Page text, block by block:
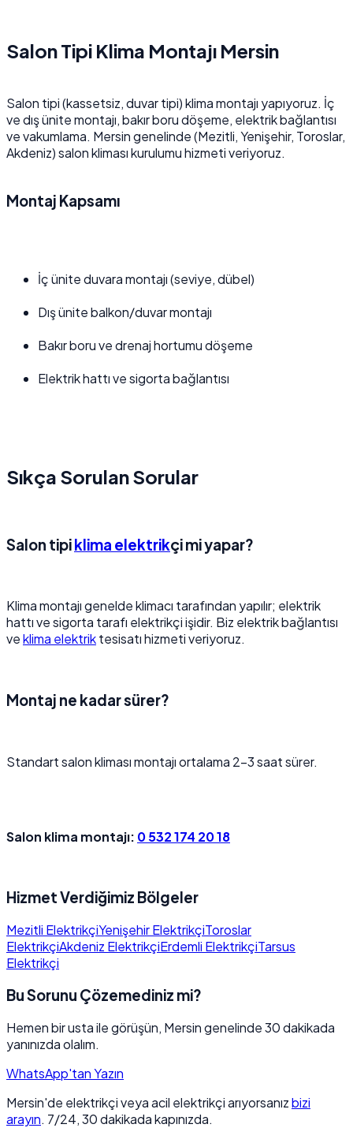
Salon Tipi Klima Montajı Mersin
Salon tipi (kassetsiz, duvar tipi) klima montajı yapıyoruz. İç
ve dış ünite montajı, bakır boru döşeme, elektrik bağlantısı
ve vakumlama. Mersin genelinde (Mezitli, Yenişehir, Toroslar,
Akdeniz) salon kliması kurulumu hizmeti veriyoruz.
Montaj Kapsamı
İç ünite duvara montajı (seviye, dübel)
Dış ünite balkon/duvar montajı
Bakır boru ve drenaj hortumu döşeme
Elektrik hattı ve sigorta bağlantısı
Sıkça Sorulan Sorular
Salon tipiklima elektrikçi mi yapar?
Klima montajı genelde klimacı tarafından yapılır; elektrik
hattı ve sigorta tarafı elektrikçi işidir. Biz elektrik bağlantısı
veklima elektriktesisatı hizmeti veriyoruz.
Montaj ne kadar sürer?
Standart salon kliması montajı ortalama 2–3 saat sürer.
Salon klima montajı: 0 532 174 20 18
Hizmet Verdiğimiz Bölgeler
Mezitli ElektrikçiYenişehir ElektrikçiToroslar
ElektrikçiAkdeniz ElektrikçiErdemli ElektrikçiTarsus
Elektrikçi
Bu Sorunu Çözemediniz mi?
Hemen bir usta ile görüşün, Mersin genelinde 30 dakikada
yanınızda olalım.
WhatsApp'tan Yazın
Mersin'de elektrikçi veya acil elektrikçi arıyorsanızbizi
arayın. 7/24, 30 dakikada kapınızda.